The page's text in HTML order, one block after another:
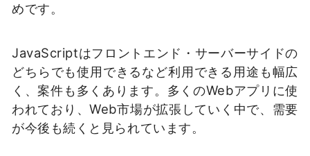
めです。
JavaScriptはフロントエンド・サーバーサイドの
どちらでも使用できるなど利用できる用途も幅広
く、案件も多くあります。多くのWebアプリに使
われており、Web市場が拡張していく中で、需要
が今後も続くと見られています。